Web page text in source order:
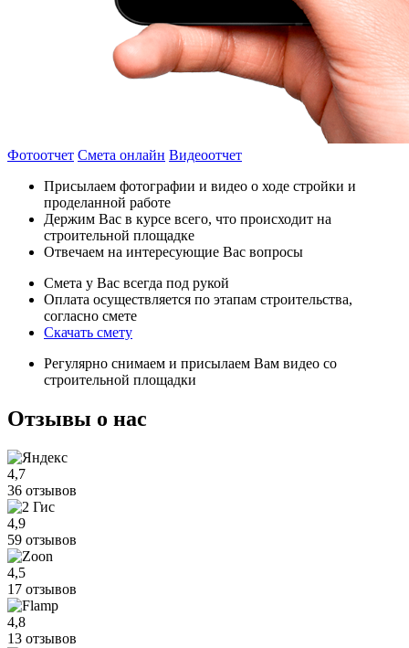
Фотоотчет Смета онлайн Видеоотчет
Присылаем фотографии и видео о ходе стройки и
проделанной работе
Держим Вас в курсе всего, что происходит на
строительной площадке
Отвечаем на интересующие Вас вопросы
Смета у Вас всегда под рукой
Оплата осуществляется по этапам строительства,
согласно смете
Скачать смету
Регулярно снимаем и присылаем Вам видео со
строительной площадки
Отзывы о нас
4,7
36 отзывов
4,9
59 отзывов
4,5
17 отзывов
4,8
13 отзывов